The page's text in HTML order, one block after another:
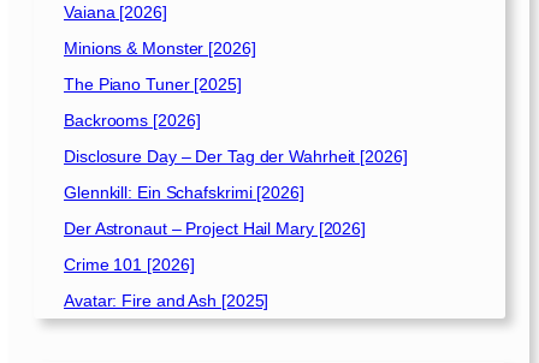
Vaiana [2026]
Minions & Monster [2026]
The Piano Tuner [2025]
Backrooms [2026]
Disclosure Day – Der Tag der Wahrheit [2026]
Glennkill: Ein Schafskrimi [2026]
Der Astronaut – Project Hail Mary [2026]
Crime 101 [2026]
Avatar: Fire and Ash [2025]